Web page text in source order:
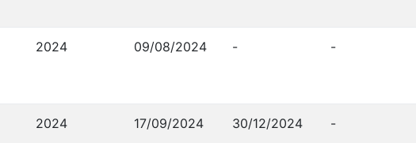
2024 09/08/2024 - -
2024 17/09/2024 30/12/2024 -